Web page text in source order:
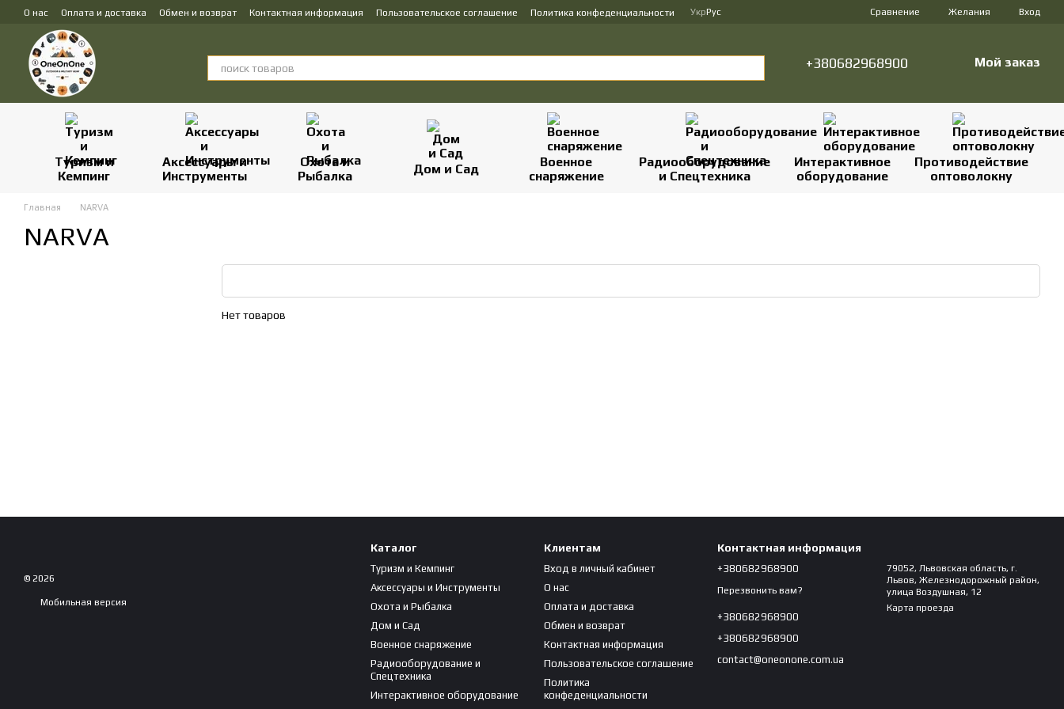
Перейти к основному контенту
О нас Оплата и доставка Обмен и возврат Контактная информация Пользовательское соглашение Политика конфеденциальности УкрРус Сравнение Желания Вход
+380682968900 Мой заказ
Туризм и
Кемпинг
Аксессуары и
Инструменты
Охота и
Рыбалка
Дом и Сад
Военное
снаряжение
Радиооборудование
и Спецтехника
Интерактивное
оборудование
Противодействие
оптоволокну
Главная NARVA
NARVA
Нет товаров
© 2026
Мобильная версия
Каталог
Туризм и Кемпинг
Аксессуары и Инструменты
Охота и Рыбалка
Дом и Сад
Военное снаряжение
Радиооборудование и
Спецтехника
Интерактивное оборудование
Клиентам
Вход в личный кабинет
О нас
Оплата и доставка
Обмен и возврат
Контактная информация
Пользовательское соглашение
Политика
конфеденциальности
Контактная информация
+380682968900
Перезвонить вам?
+380682968900
+380682968900
contact@oneonone.com.ua
79052, Львовская область, г.
Львов, Железнодорожный район,
улица Воздушная, 12
Карта проезда